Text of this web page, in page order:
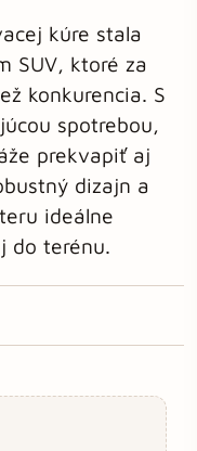
kúre stala
SUV, ktoré za
konkurencia. S
spotrebou,
prekvapiť aj
dizajn a
ideálne
do terénu.